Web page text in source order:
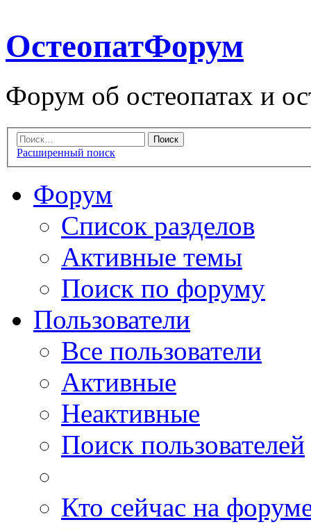
ОстеопатФорум
Форум об остеопатах и
Расширенный поиск
Форум
Список разделов
Активные темы
Поиск по форуму
Пользователи
Все пользователи
Активные
Неактивные
Поиск пользователей
Кто сейчас на